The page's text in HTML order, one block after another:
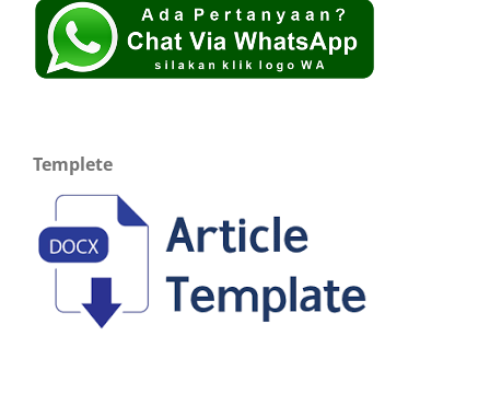
Templete